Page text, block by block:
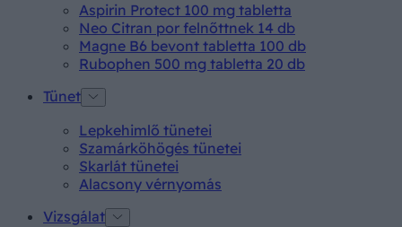
Aspirin Protect 100 mg tabletta
Neo Citran por felnőttnek 14 db
Magne B6 bevont tabletta 100 db
Rubophen 500 mg tabletta 20 db
Tünet
Lepkehimlő tünetei
Szamárköhögés tünetei
Skarlát tünetei
Alacsony vérnyomás
Vizsgálat